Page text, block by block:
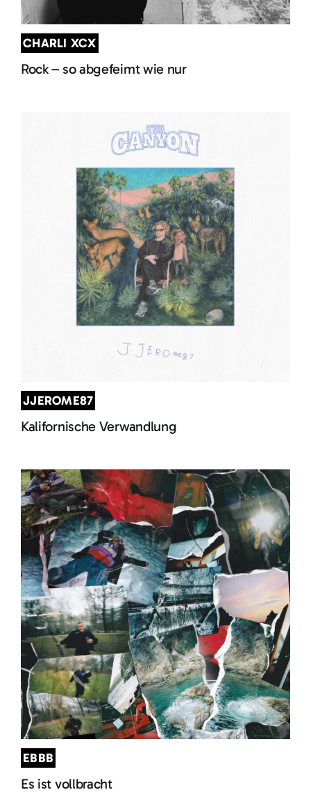
CHARLI XCX
Rock – so abgefeimt wie nur
JJEROME87
Kalifornische Verwandlung
EBBB
Es ist vollbracht